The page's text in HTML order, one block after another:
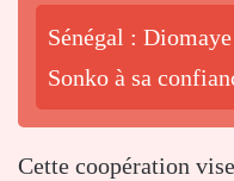
Sénégal :
Sonko à sa
Cette coopération